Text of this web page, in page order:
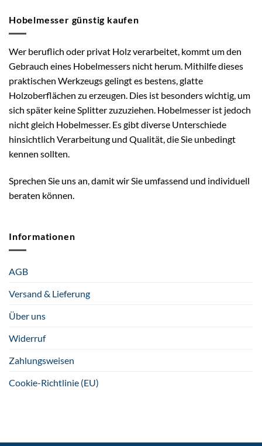
Hobelmesser günstig kaufen
Wer beruflich oder privat Holz verarbeitet, kommt um den
Gebrauch eines Hobelmessers nicht herum. Mithilfe dieses
praktischen Werkzeugs gelingt es bestens, glatte
Holzoberflächen zu erzeugen. Dies ist besonders wichtig, um
sich später keine Splitter zuzuziehen. Hobelmesser ist jedoch
nicht gleich Hobelmesser. Es gibt diverse Unterschiede
hinsichtlich Verarbeitung und Qualität, die Sie unbedingt
kennen sollten.
Sprechen Sie uns an, damit wir Sie umfassend und individuell
beraten können.
Informationen
AGB
Versand & Lieferung
Über uns
Widerruf
Zahlungsweisen
Cookie-Richtlinie (EU)